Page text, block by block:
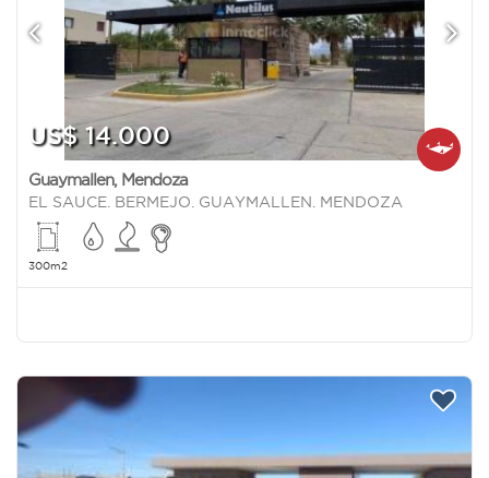
US$ 14.000
Guaymallen, Mendoza
EL SAUCE. BERMEJO. GUAYMALLEN. MENDOZA
300m2